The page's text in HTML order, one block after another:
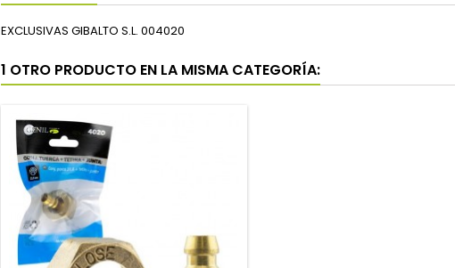
EXCLUSIVAS GIBALTO S.L. 004020
1 OTRO PRODUCTO EN LA MISMA CATEGORÍA: